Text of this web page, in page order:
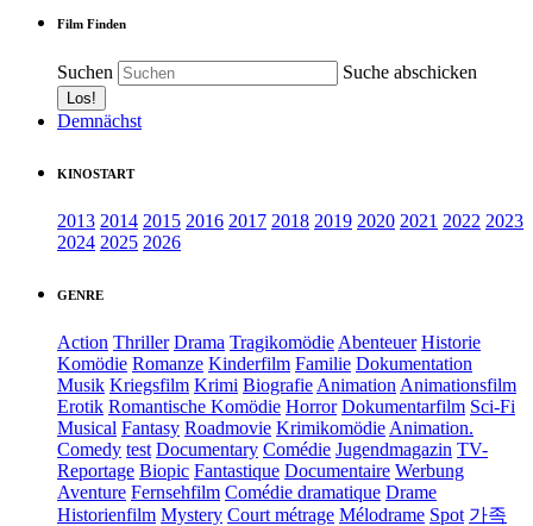
Film Finden
Suchen Suche abschicken
Demnächst
KINOSTART
2013 2014 2015 2016 2017 2018 2019 2020 2021 2022 2023
2024 2025 2026
GENRE
Action Thriller Drama Tragikomödie Abenteuer Historie
Komödie Romanze Kinderfilm Familie Dokumentation
Musik Kriegsfilm Krimi Biografie Animation Animationsfilm
Erotik Romantische Komödie Horror Dokumentarfilm Sci-Fi
Musical Fantasy Roadmovie Krimikomödie Animation.
Comedy test Documentary Comédie Jugendmagazin TV-
Reportage Biopic Fantastique Documentaire Werbung
Aventure Fernsehfilm Comédie dramatique Drame
Historienfilm Mystery Court métrage Mélodrame Spot 가족